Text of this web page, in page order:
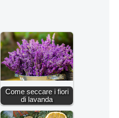
Come seccare i fiori
di lavanda